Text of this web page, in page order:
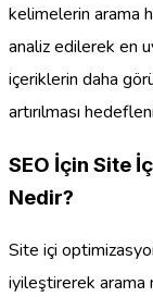
kelimelerin arama
analiz edilerek en
içeriklerin daha
artırılması
SEO İçin Site
Nedir?
Site içi
iyileştirerek arama